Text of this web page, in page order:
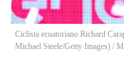
Ciclista ecuatoriano Richard
Michael Steele/Getty Images) /